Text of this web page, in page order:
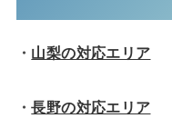
・ 山梨の対応エリア
・長野の対応エリア